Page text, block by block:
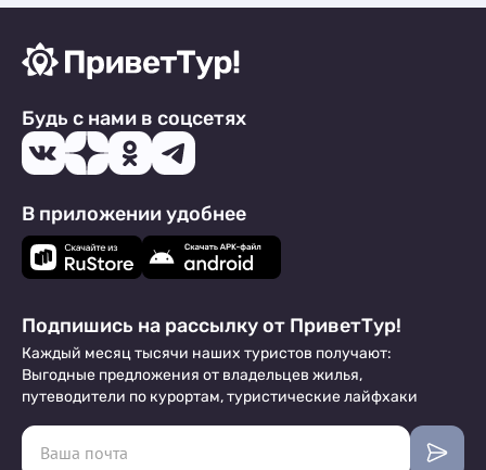
Будь с нами в соцсетях
В приложении удобнее
Подпишись на рассылку от ПриветТур!
Каждый месяц тысячи наших туристов получают:
Выгодные предложения от владельцев жилья,
путеводители по курортам, туристические лайфхаки